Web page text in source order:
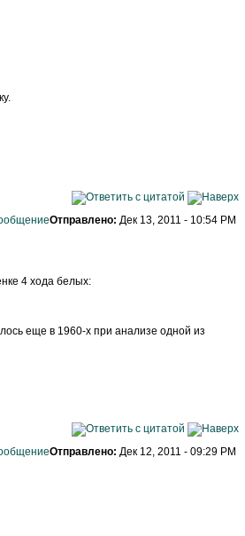
Отправлено: Дек 13, 2011 - 10:54 PM
4 хода белых:
еще в 1960-х при анализе одной из
Отправлено: Дек 12, 2011 - 09:29 PM